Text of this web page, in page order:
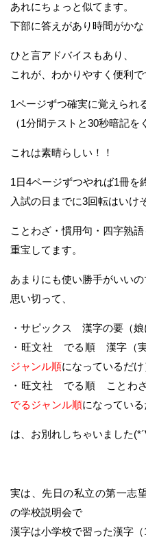
あれにちょっと似てます。
下部に答えがあり時間がかな
ひと言アドバイスもあり、
これが、わかりやすく便利で
1ページずつ確実に覚えられ
（1分間テストと30秒暗記を
これは素晴らしい！！
1日4ページずつやれば1冊を
入試の日までに3回転はいけ
ことわざ・慣用句・四字熟語
重宝してます。
あまりにも使い勝手がいいの
思い切って、
・サピックス 漢字の要（娘
・旺文社 でる順 漢字（実
ジャンル順になっているだけ
・旺文社 でる順 ことわざ
でるジャンル順になっている
は、お別れしちゃいました
実は、先日の私立の第一志
の学校説明会で
漢字は小学校で習った漢字（